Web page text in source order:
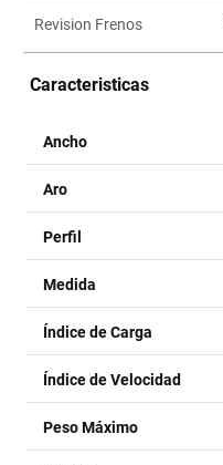
Revision Frenos
Caracteristicas
Ancho
Aro
Perfil
Medida
Índice de Carga
Índice de Velocidad
Peso Máximo